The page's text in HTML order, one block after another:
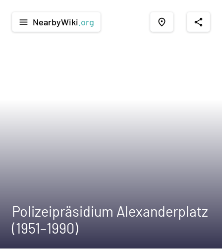
menu NearbyWiki .org place share
Polizeipräsidium Alexanderplatz
(1951–1990)